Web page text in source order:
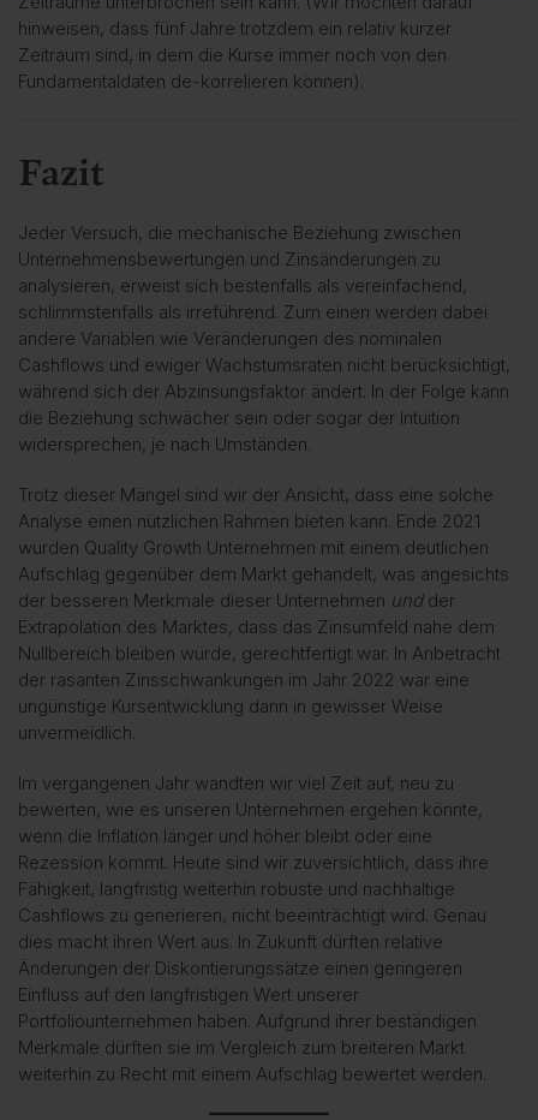
hinweisen, dass fünf Jahre trotzdem ein relativ kurzer
Zeitraum sind, in dem die Kurse immer noch von den
Fundamentaldaten de-korrelieren können).
Fazit
Jeder Versuch, die mechanische Beziehung zwischen
Unternehmensbewertungen und Zinsänderungen zu
analysieren, erweist sich bestenfalls als vereinfachend,
schlimmstenfalls als irreführend. Zum einen werden dabei
andere Variablen wie Veränderungen des nominalen
Cashflows und ewiger Wachstumsraten nicht berücksichtigt,
während sich der Abzinsungsfaktor ändert. In der Folge kann
die Beziehung schwächer sein oder sogar der Intuition
widersprechen, je nach Umständen.
Trotz dieser Mängel sind wir der Ansicht, dass eine solche
Analyse einen nützlichen Rahmen bieten kann. Ende 2021
wurden Quality Growth Unternehmen mit einem deutlichen
Aufschlag gegenüber dem Markt gehandelt, was angesichts
der besseren Merkmale dieser Unternehmen undder
Extrapolation des Marktes, dass das Zinsumfeld nahe dem
Nullbereich bleiben würde, gerechtfertigt war. In Anbetracht
der rasanten Zinsschwankungen im Jahr 2022 war eine
ungünstige Kursentwicklung dann in gewisser Weise
unvermeidlich.
Im vergangenen Jahr wandten wir viel Zeit auf, neu zu
bewerten, wie es unseren Unternehmen ergehen könnte,
wenn die Inflation länger und höher bleibt oder eine
Rezession kommt. Heute sind wir zuversichtlich, dass ihre
Fähigkeit, langfristig weiterhin robuste und nachhaltige
Cashflows zu generieren, nicht beeinträchtigt wird. Genau
dies macht ihren Wert aus. In Zukunft dürften relative
Änderungen der Diskontierungssätze einen geringeren
Einfluss auf den langfristigen Wert unserer
Portfoliounternehmen haben. Aufgrund ihrer beständigen
Merkmale dürften sie im Vergleich zum breiteren Markt
weiterhin zu Recht mit einem Aufschlag bewertet werden.